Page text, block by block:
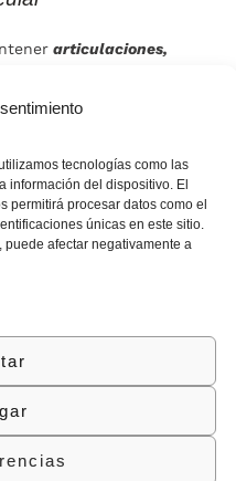
tecnologías como las
información del dispositivo. El
permitirá procesar datos como el
únicas en este sitio.
puede afectar negativamente a
articulaciones,
(+34)
935
Todos los derechos